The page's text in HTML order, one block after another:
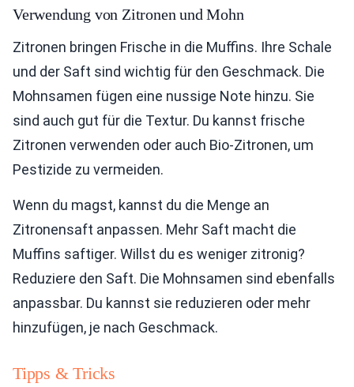
Verwendung von Zitronen und Mohn
Zitronen bringen Frische in die Muffins. Ihre Schale
und der Saft sind wichtig für den Geschmack. Die
Mohnsamen fügen eine nussige Note hinzu. Sie
sind auch gut für die Textur. Du kannst frische
Zitronen verwenden oder auch Bio-Zitronen, um
Pestizide zu vermeiden.
Wenn du magst, kannst du die Menge an
Zitronensaft anpassen. Mehr Saft macht die
Muffins saftiger. Willst du es weniger zitronig?
Reduziere den Saft. Die Mohnsamen sind ebenfalls
anpassbar. Du kannst sie reduzieren oder mehr
hinzufügen, je nach Geschmack.
Tipps & Tricks